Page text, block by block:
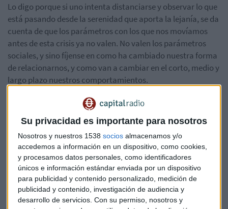
Su privacidad es importante para nosotros
Nosotros y nuestros 1538 socios almacenamos y/o
accedemos a información en un dispositivo, como cookies,
y procesamos datos personales, como identificadores
únicos e información estándar enviada por un dispositivo
para publicidad y contenido personalizado, medición de
publicidad y contenido, investigación de audiencia y
desarrollo de servicios. Con su permiso, nosotros y
Lo digo porque si uno intenta distanciarse y observar lo que
está pasando desde la serenidad que aporta la lejanía, se da
cuenta de que los parámetros con los que nos movíamos
antes de esta crisis ya no valen. No valen los parámetros
sociales, y sino fíjense en como ha cambiado nuestra forma
de relacionarnos, y como van a cambiar en el corto, medio y
largo plazo nuestros comportamientos.
No valen los parámetros económicos porque, como ha
ocurrido otras veces con crisis profundas, los esquemas
tradicionales liberales o socialdemócratas no sirven para
identificar la situación y, mucho menos, para dar solución a
los enormes problemas que ha generado esta crisis y que va
a seguir generando en el futuro inmediato y hay que recurrir
a formulas mixtas dejando a un lado los dogmas
identitarios.